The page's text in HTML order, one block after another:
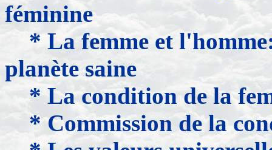
féminine
* La femme et
planète saine
* La condition de la
* Commission de la